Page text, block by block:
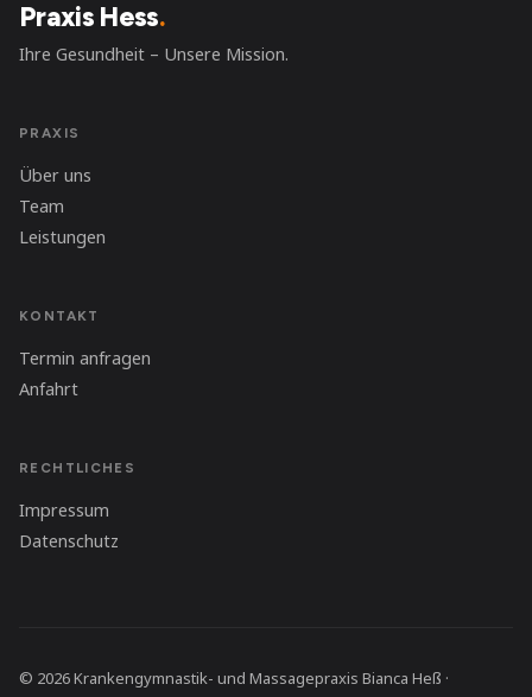
Praxis Hess.
Ihre Gesundheit – Unsere Mission.
PRAXIS
Über uns
Team
Leistungen
KONTAKT
Termin anfragen
Anfahrt
RECHTLICHES
Impressum
Datenschutz
© 2026 Krankengymnastik- und Massagepraxis Bianca Heß ·